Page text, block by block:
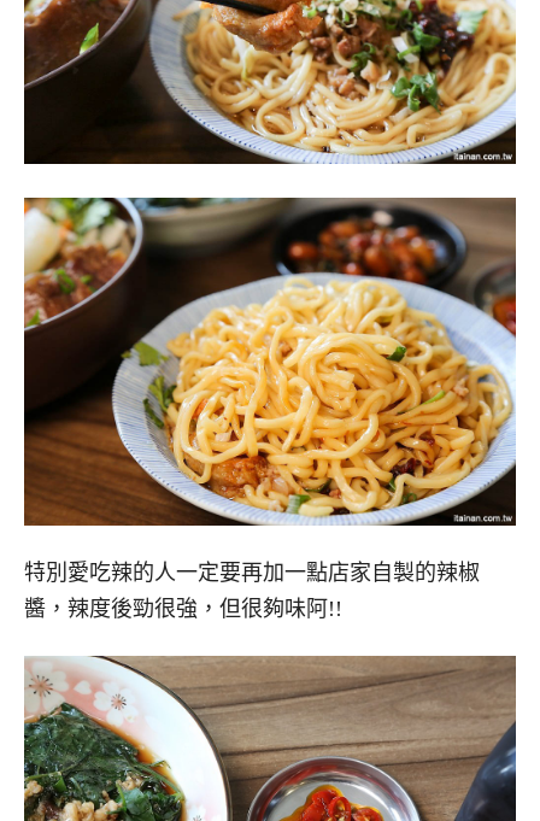
特別愛吃辣的人一定要再加一點店家自製的辣椒
醬，辣度後勁很強，但很夠味阿!!